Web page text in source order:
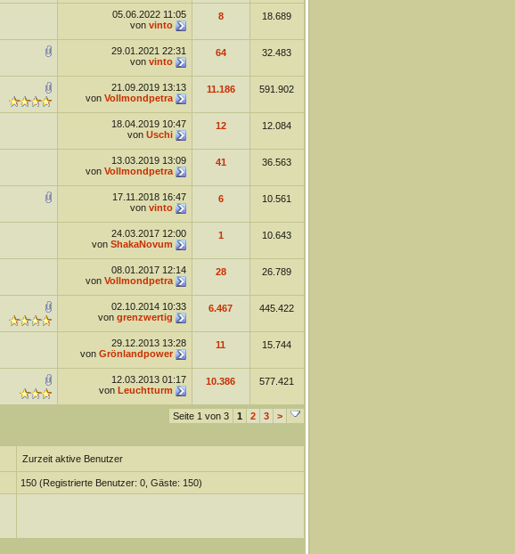
05.06.2022 11:05
von vinto
8 18.689
29.01.2021 22:31
von vinto
64 32.483
21.09.2019 13:13
von Vollmondpetra
11.186 591.902
18.04.2019 10:47
von Uschi
12 12.084
13.03.2019 13:09
von Vollmondpetra
41 36.563
17.11.2018 16:47
von vinto
6 10.561
24.03.2017 12:00
von ShakaNovum
1 10.643
08.01.2017 12:14
von Vollmondpetra
28 26.789
02.10.2014 10:33
von grenzwertig
6.467 445.422
29.12.2013 13:28
von Grönlandpower
11 15.744
12.03.2013 01:17
von Leuchtturm
10.386 577.421
Seite 1 von 3 1 2 3 >
Zurzeit aktive Benutzer
150 (Registrierte Benutzer: 0, Gäste: 150)